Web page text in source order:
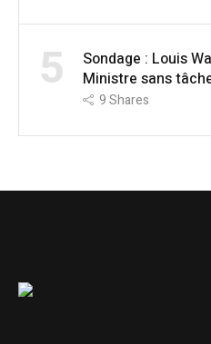
5
Sondage : Louis
Ministre sans
9Shares